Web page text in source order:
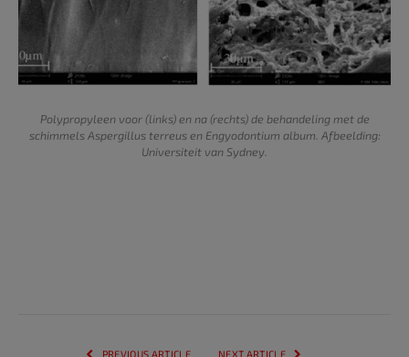
Polypropyleen voor (links) en na (rechts) de behandeling met de
schimmels Aspergillus terreus en Engyodontium album. Afbeelding:
Universiteit van Sydney.
PREVIOUS ARTICLE NEXT ARTICLE